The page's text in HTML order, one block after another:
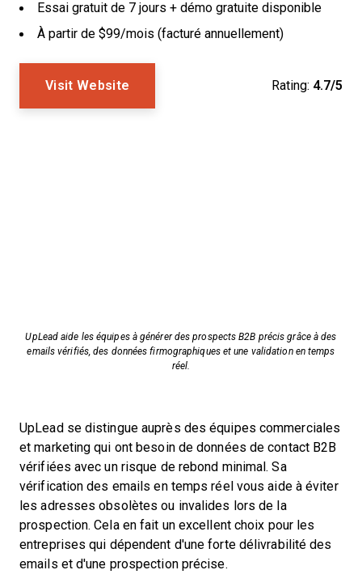
Essai gratuit de 7 jours + démo gratuite disponible
À partir de $99/mois (facturé annuellement)
Visit Website Rating: 4.7/5
UpLead aide les équipes à générer des prospects B2B précis grâce à des
emails vérifiés, des données firmographiques et une validation en temps
réel.
UpLead se distingue auprès des équipes commerciales
et marketing qui ont besoin de données de contact B2B
vérifiées avec un risque de rebond minimal. Sa
vérification des emails en temps réel vous aide à éviter
les adresses obsolètes ou invalides lors de la
prospection. Cela en fait un excellent choix pour les
entreprises qui dépendent d'une forte délivrabilité des
emails et d'une prospection précise.